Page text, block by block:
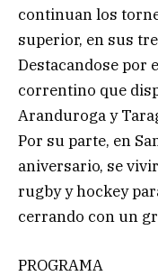
continuan los
superior, en sus
Destacandose por
correntino que
Aranduroga y
Por su parte, en
aniversario, se
rugby y hockey
cerrando con un
PROGRAMA